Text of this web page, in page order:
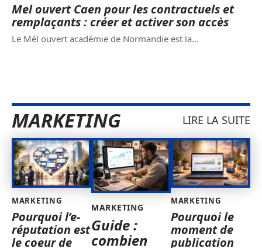
Mel ouvert Caen pour les contractuels et
remplaçants : créer et activer son accès
Le Mél ouvert académie de Normandie est la…
MARKETING LIRE LA SUITE
MARKETING
Pourquoi l’e-
réputation est
le coeur de
MARKETING
Guide :
combien
MARKETING
Pourquoi le
moment de
publication